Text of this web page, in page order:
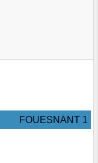
FOUESNANT 1